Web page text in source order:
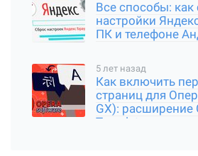
Все способы: как
настройки
ПК и телефоне
5 лет назад
Как включить
страниц для
GX): расширение
Translator